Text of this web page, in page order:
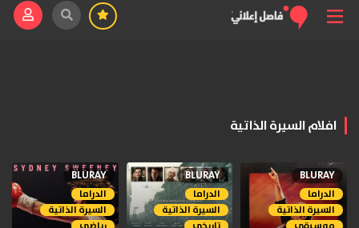
افلام السيرة الذاتية
BLURAY
الدراما
السيرة الذاتية
BLURAY
الدراما
السيرة الذاتية
BLURAY
الدراما
السيرة الذاتية